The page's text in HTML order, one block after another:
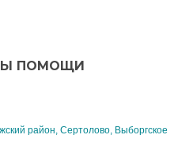
ПОМОЩИ
район, Сертолово, Выборгское